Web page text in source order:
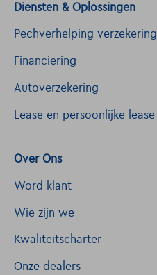
Diensten & Oplossingen
Pechverhelping verzekering
Financiering
Autoverzekering
Lease en persoonlijke lease
Over Ons
Word klant
Wie zijn we
Kwaliteitscharter
Onze dealers